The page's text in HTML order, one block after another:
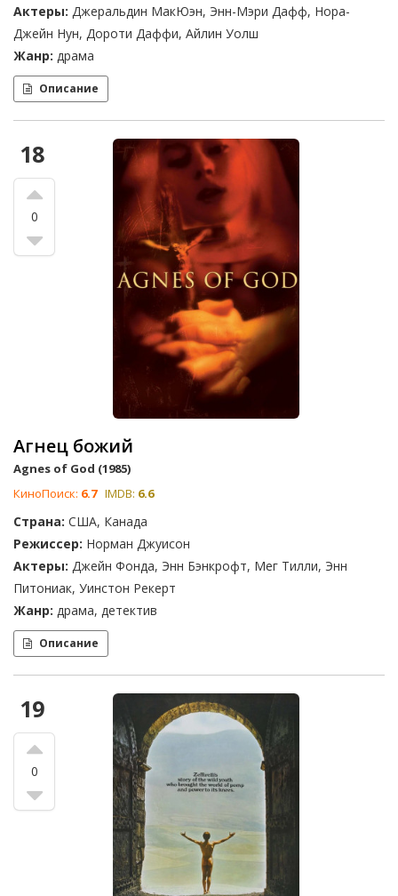
Актеры: Джеральдин МакЮэн, Энн-Мэри Дафф, Нора-
Джейн Нун, Дороти Даффи, Айлин Уолш
Жанр: драма
Описание
18
0
Агнец божий
Agnes of God (1985)
КиноПоиск: 6.7 IMDB: 6.6
Страна: США, Канада
Режиссер: Норман Джуисон
Актеры: Джейн Фонда, Энн Бэнкрофт, Мег Тилли, Энн
Питониак, Уинстон Рекерт
Жанр: драма, детектив
Описание
19
0